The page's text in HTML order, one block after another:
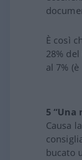
È così
28%
al 7%
5
Causa
bucato